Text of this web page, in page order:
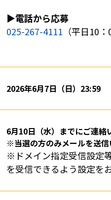
▶電話から応募
025-267-4111 （平日10
2026年6月7日（日）23:59
6月10日（水）までにご連絡
※当選の方のみメールを送信
※ドメイン指定受信設定
を受信できるよう設定を